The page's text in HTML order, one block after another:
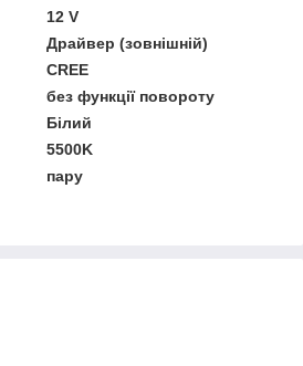
12 V
Драйвер (зовнішній)
CREE
без функції повороту
Білий
5500K
пару